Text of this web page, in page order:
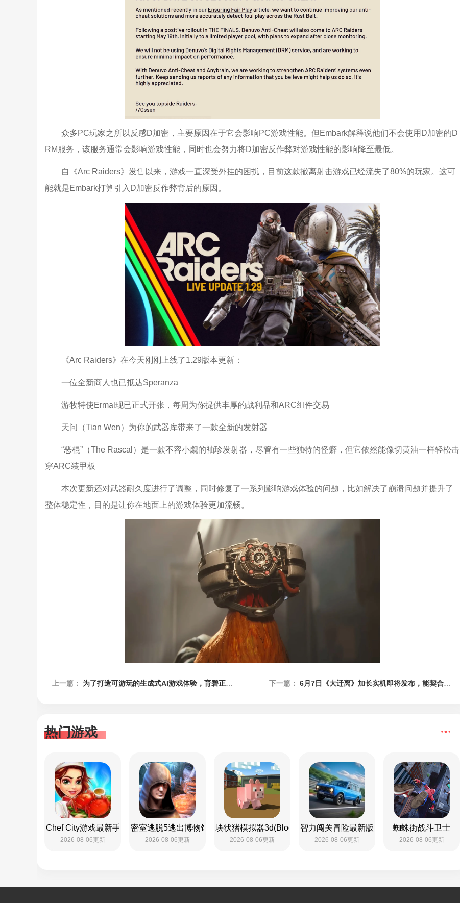
众多PC玩家之所以反感D加密，主要原因在于它会影响PC游戏性能。但Embark解释说他们不会使用D加密的D
RM服务，该服务通常会影响游戏性能，同时也会努力将D加密反作弊对游戏性能的影响降至最低。
自《Arc Raiders》发售以来，游戏一直深受外挂的困扰，目前这款撤离射击游戏已经流失了80%的玩家。这可
能就是Embark打算引入D加密反作弊背后的原因。
《Arc Raiders》在今天刚刚上线了1.29版本更新：
一位全新商人也已抵达Speranza
游牧特使Ermal现已正式开张，每周为你提供丰厚的战利品和ARC组件交易
天问（Tian Wen）为你的武器库带来了一款全新的发射器
“恶棍”（The Rascal）是一款不容小觑的袖珍发射器，尽管有一些独特的怪癖，但它依然能像切黄油一样轻松击
穿ARC装甲板
本次更新还对武器耐久度进行了调整，同时修复了一系列影响游戏体验的问题，比如解决了崩溃问题并提升了
整体稳定性，目的是让你在地面上的游戏体验更加流畅。
上一篇： 为了打造可游玩的生成式AI游戏体验，育碧正在不断加大投入力度推进该项目 下一篇： 6月7日《大迁离》加长实机即将发布，能契合玩家对Bioware风格太空RPG的需求
热门游戏
Chef City游戏最新手机版
2026-08-06更新
密室逃脱5逃出博物馆内附攻略版
2026-08-06更新
块状猪模拟器3d(BlockyPigSimulator3D)
2026-08-06更新
智力闯关冒险最新版
2026-08-06更新
蜘蛛街战斗卫士
2026-08-06更新